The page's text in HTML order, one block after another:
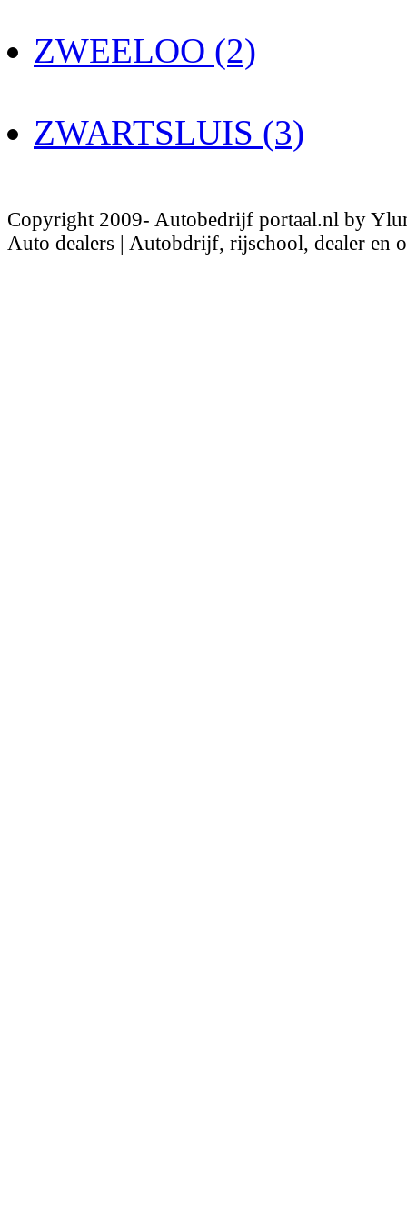
ZWEELOO (2)
ZWARTSLUIS (3)
Copyright 2009- Autobedrijf portaal.nl by
Auto dealers | Autobdrijf, rijschool, dealer en